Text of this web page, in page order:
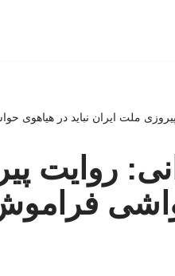
ملت ایران نباید در هیاهوی
روایت